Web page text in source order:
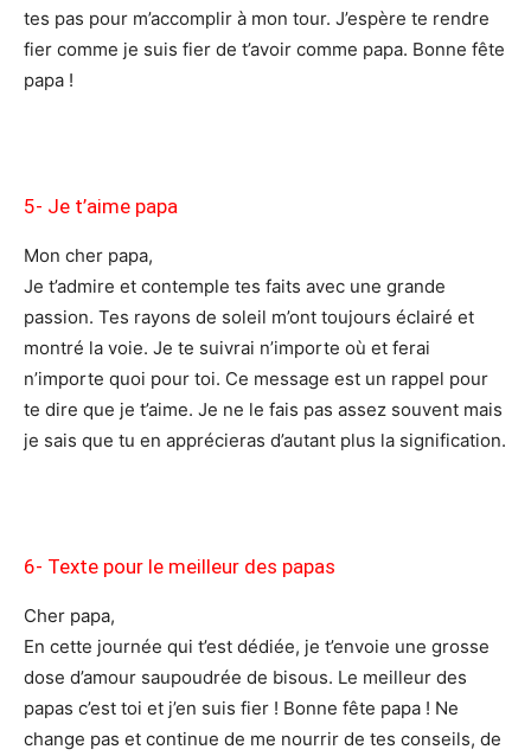
tes pas pour m’accomplir à mon tour. J’espère te rendre
fier comme je suis fier de t’avoir comme papa. Bonne fête
papa !
5- Je t’aime papa
Mon cher papa,
Je t’admire et contemple tes faits avec une grande
passion. Tes rayons de soleil m’ont toujours éclairé et
montré la voie. Je te suivrai n’importe où et ferai
n’importe quoi pour toi. Ce message est un rappel pour
te dire que je t’aime. Je ne le fais pas assez souvent mais
je sais que tu en apprécieras d’autant plus la signification.
6- Texte pour le meilleur des papas
Cher papa,
En cette journée qui t’est dédiée, je t’envoie une grosse
dose d’amour saupoudrée de bisous. Le meilleur des
papas c’est toi et j’en suis fier ! Bonne fête papa ! Ne
change pas et continue de me nourrir de tes conseils, de